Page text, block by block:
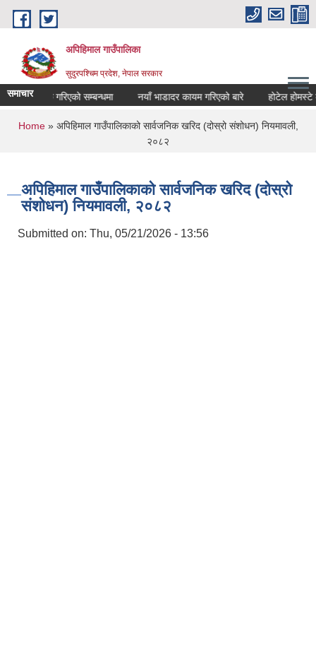
Skip to main content
अपिहिमाल गाउँपालिका
सुदुरपश्चिम प्रदेश, नेपाल सरकार
समाचार
सार्वजनिक गरिएको सम्बन्धमा नयाँ भाडादर कायम गरिएको बारे होटेल होमस्टे
You are here
Home» अपिहिमाल गाउँपालिकाको सार्वजनिक खरिद (दोस्रो संशोधन) नियमावली,
२०८२
अपिहिमाल गाउँपालिकाको सार्वजनिक खरिद (दोस्रो
संशोधन) नियमावली, २०८२
Submitted on: Thu, 05/21/2026 - 13:56